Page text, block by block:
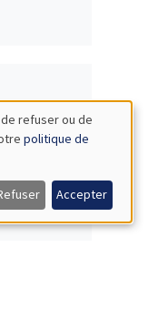
refuser ou de
politique de
Accepter